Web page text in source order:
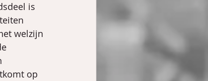
is
welzijn
op